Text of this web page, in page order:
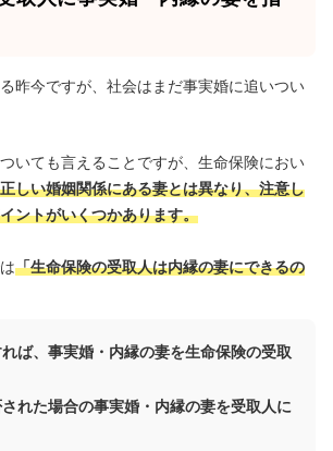
昨今ですが、社会はまだ事実婚に追いつい
いても言えることですが、生命保険におい
しい婚姻関係にある妻とは異なり、注意し
ントがいくつかあります。
「生命保険の受取人は内縁の妻にできるの
ば、事実婚・内縁の妻を生命保険の受取
れた場合の事実婚・内縁の妻を受取人に